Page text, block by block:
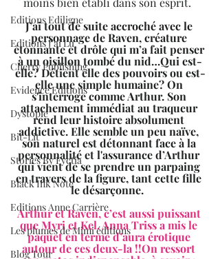
Editions Ediligne
Editions J'ai Lu
Cherry Publishing
Evidence Editions
Dystopie
Bit-Lit
Stories By Fyctia
Black Ink Note
Editions Anne Carrière
Les plumes de Mimi éditions
Blog Tour
J’ai tout de suite accroché avec le
personnage de Raven, créature
étonnante et drôle qui m’a fait penser
à un oisillon tombé du nid…Qui est-
elle? Détient elle des pouvoirs ou est-
elle une simple humaine? On
s'interroge comme Arthur. Son
attachement immédiat au traqueur
rend leur histoire absolument
addictive. Elle semble un peu naïve,
son naturel est détonnant face à la
personnalité et l'assurance d’Arthur
qui vient de se prendre un parpaing
en travers de la figure, tant cette fille
le désarçonne.
Arthur et Raven, c’est aussi puissant
que Myri et Kel. Anna Triss a mis le
paquet en terme d’aura érotique
autour de ces deux-la !!On ressort